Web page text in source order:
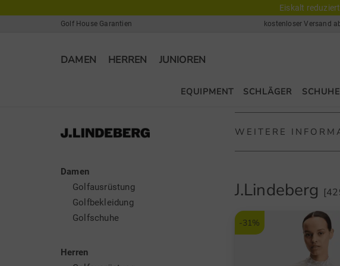
Eiskalt
Golf House Garantien kostenloser Versand
DAMEN HERREN JUNIOREN
EQUIPMENT SCHLÄGER SCHUHE
Damen
Golfausrüstung
Golfbekleidung
Golfschuhe
Herren
WEITERE
J.Lindeberg steht für eine
auch elegant und
ergonomischen Schnitte,
schwedische
einen auf die Ästhetik
J.Lindeberg
-31%